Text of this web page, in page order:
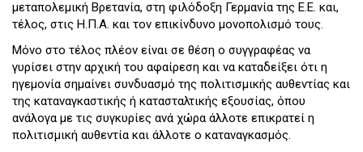
μεταπολεμική Βρετανία, στη φιλόδοξη Γερμανία της Ε.Ε. και,
τέλος, στις Η.Π.Α. και τον επικίνδυνο μονοπολισμό τους.
Μόνο στο τέλος πλέον είναι σε θέση ο συγγραφέας να
γυρίσει στην αρχική του αφαίρεση και να καταδείξει ότι η
ηγεμονία σημαίνει συνδυασμό της πολιτισμικής αυθεντίας και
της καταναγκαστικής ή κατασταλτικής εξουσίας, όπου
ανάλογα με τις συγκυρίες ανά χώρα άλλοτε επικρατεί η
πολιτισμική αυθεντία και άλλοτε ο καταναγκασμός.